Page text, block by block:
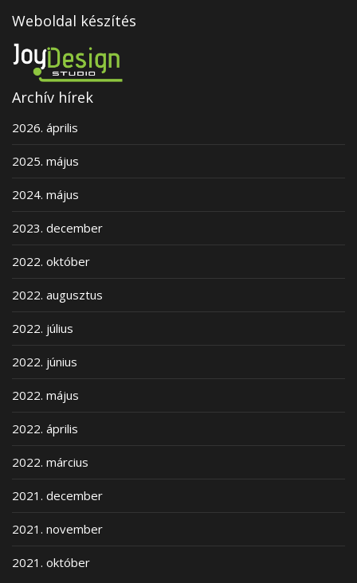
Weboldal készítés
Archív hírek
2026. április
2025. május
2024. május
2023. december
2022. október
2022. augusztus
2022. július
2022. június
2022. május
2022. április
2022. március
2021. december
2021. november
2021. október